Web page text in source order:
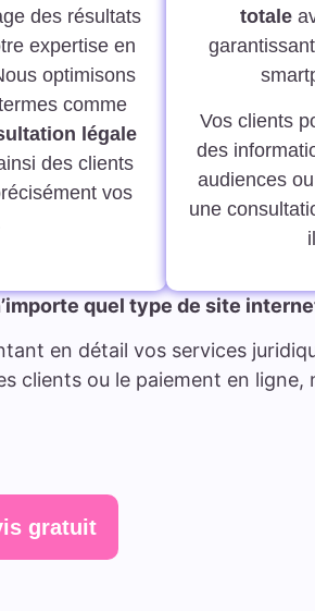
des résultats
expertise en
optimisons
comme
légale
des clients
vos
totale
Vos clients
des
audiences
une
quel type de site
en détail vos services
clients ou le paiement en ligne,
gratuit